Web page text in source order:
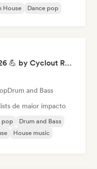
House Dance pop
Workout House 2026 💪 by Cyclout Records
Drum and Bass
de maior impacto
pop
Drum and Bass
House music